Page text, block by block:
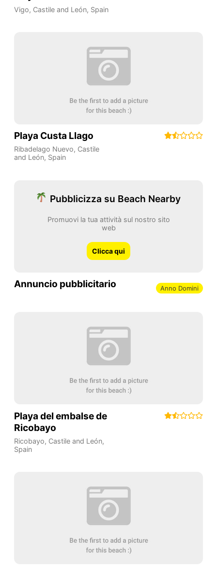
Vigo, Castile and León, Spain
Playa Custa Llago
Ribadelago Nuevo, Castile
and León, Spain
Pubblicizza su Beach Nearby
Promuovi la tua attività sul nostro sito
web
Clicca qui
Annuncio pubblicitario Anno Domini
Playa del embalse de
Ricobayo
Ricobayo, Castile and León,
Spain